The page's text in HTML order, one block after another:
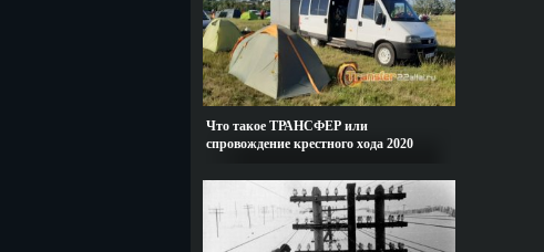
Что такое ТРАНСФЕР или
спровождение крестного хода 2020